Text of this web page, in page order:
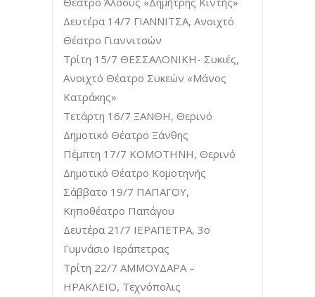
Δευτέρα 14/7 ΓΙΑΝΝΙΤΣΑ, Ανοιχτό
Θέατρο Γιαννιτσών
Τρίτη 15/7 ΘΕΣΣΑΛΟΝΙΚΗ- Συκιές,
Ανοιχτό Θέατρο Συκεών «Μάνος
Κατράκης»
Τετάρτη 16/7 ΞΑΝΘΗ, Θερινό
Δημοτικό Θέατρο Ξάνθης
Πέμπτη 17/7 ΚΟΜΟΤΗΝΗ, Θερινό
Δημoτικό Θέατρο Κομοτηνής
Σάββατο 19/7 ΠΑΠΑΓΟΥ,
Κηποθέατρο Παπάγου
Δευτέρα 21/7 ΙΕΡΑΠΕΤΡΑ, 3ο
Γυμνάσιο Ιεράπετρας
Τρίτη 22/7 ΑΜΜΟΥΔΑΡΑ –
ΗΡΑΚΛΕΙΟ, Τεχνόπολις